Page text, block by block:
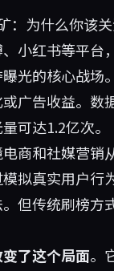
：为什么你该关
小红书等平台
光的核心战场
广告收益。数
可达1.2亿次。
商和社媒营销
拟真实用户行
但传统刷榜方
了这个局面。